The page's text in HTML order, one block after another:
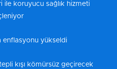
ile koruyucu sağlık hizmeti
enflasyonu yükseldi
kışı kömürsüz geçirecek